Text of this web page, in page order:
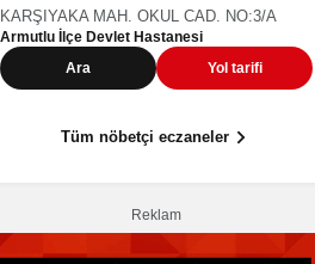
HÜRRİYET MAH. BAĞDAT CAD. NO:42/8-9
Ara Yol tarifi